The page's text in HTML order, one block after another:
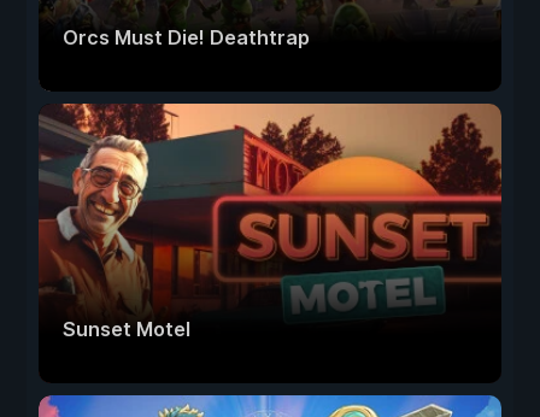
Orcs Must Die! Deathtrap
Sunset Motel